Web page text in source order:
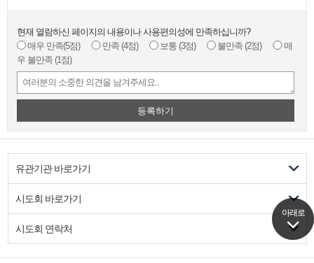
아래로
현재 열람하신 페이지의 내용이나 사용편의성에 만족하십니까?
매우 만족(5점) 만족 (4점) 보통 (3점) 불만족 (2점)
매
우 불만족 (1점)
등록하기
유관기관 바로가기
시도회 바로가기
시도회 연락처
아래로